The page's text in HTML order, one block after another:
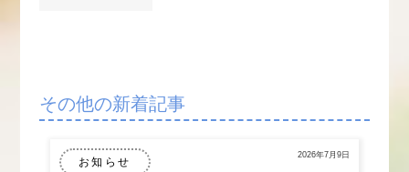
その他の新着記事
お知らせ
2026年7月9日